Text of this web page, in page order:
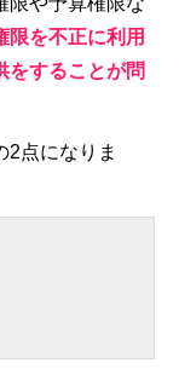
限を不正に利用
をすることが問
2点になりま